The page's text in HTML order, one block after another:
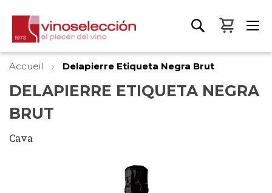
Mon
Accueil Delapierre Etiqueta Negra Brut
DELAPIERRE ETIQUETA NEGRA
BRUT
Cava